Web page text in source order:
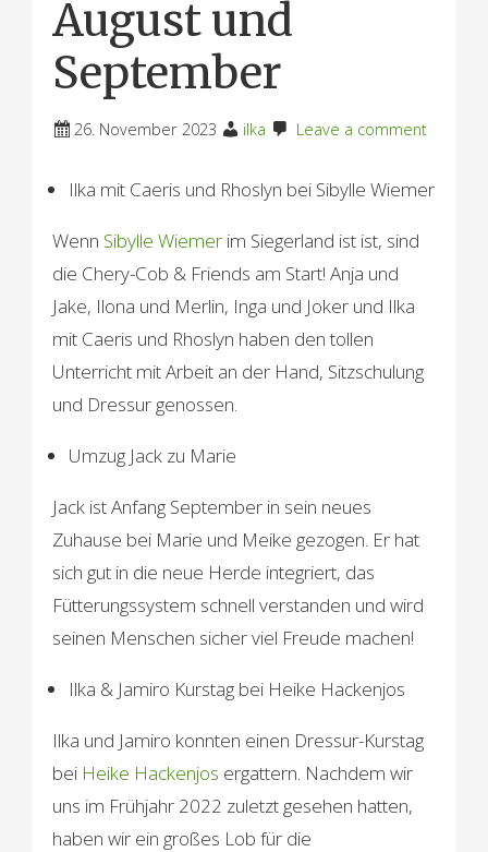
August und
September
26. November 2023 ilka Leave a comment
Ilka mit Caeris und Rhoslyn bei Sibylle Wiemer
Wenn Sibylle Wiemer im Siegerland ist ist, sind
die Chery-Cob & Friends am Start! Anja und
Jake, Ilona und Merlin, Inga und Joker und Ilka
mit Caeris und Rhoslyn haben den tollen
Unterricht mit Arbeit an der Hand, Sitzschulung
und Dressur genossen.
Umzug Jack zu Marie
Jack ist Anfang September in sein neues
Zuhause bei Marie und Meike gezogen. Er hat
sich gut in die neue Herde integriert, das
Fütterungssystem schnell verstanden und wird
seinen Menschen sicher viel Freude machen!
Ilka & Jamiro Kurstag bei Heike Hackenjos
Ilka und Jamiro konnten einen Dressur-Kurstag
bei Heike Hackenjos ergattern. Nachdem wir
uns im Frühjahr 2022 zuletzt gesehen hatten,
haben wir ein großes Lob für die